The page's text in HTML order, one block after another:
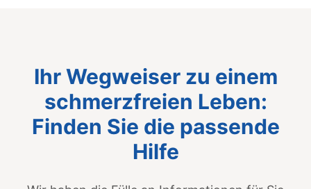
Ihr Wegweiser zu einem
schmerzfreien Leben:
Finden Sie die passende
Hilfe